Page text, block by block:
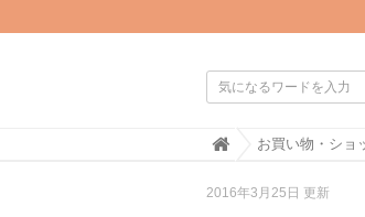
H
e
お買い物・ショ
2016年3月25日 更新